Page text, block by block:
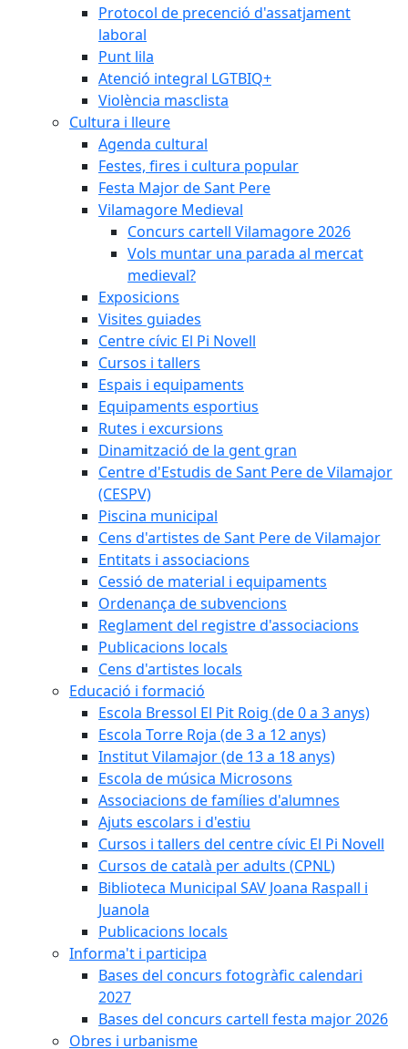
Protocol de precenció d'assatjament
laboral
Punt lila
Atenció integral LGTBIQ+
Violència masclista
Cultura i lleure
Agenda cultural
Festes, fires i cultura popular
Festa Major de Sant Pere
Vilamagore Medieval
Concurs cartell Vilamagore 2026
Vols muntar una parada al mercat
medieval?
Exposicions
Visites guiades
Centre cívic El Pi Novell
Cursos i tallers
Espais i equipaments
Equipaments esportius
Rutes i excursions
Dinamització de la gent gran
Centre d'Estudis de Sant Pere de Vilamajor
(CESPV)
Piscina municipal
Cens d'artistes de Sant Pere de Vilamajor
Entitats i associacions
Cessió de material i equipaments
Ordenança de subvencions
Reglament del registre d'associacions
Publicacions locals
Cens d'artistes locals
Educació i formació
Escola Bressol El Pit Roig (de 0 a 3 anys)
Escola Torre Roja (de 3 a 12 anys)
Institut Vilamajor (de 13 a 18 anys)
Escola de música Microsons
Associacions de famílies d'alumnes
Ajuts escolars i d'estiu
Cursos i tallers del centre cívic El Pi Novell
Cursos de català per adults (CPNL)
Biblioteca Municipal SAV Joana Raspall i
Juanola
Publicacions locals
Informa't i participa
Bases del concurs fotogràfic calendari
2027
Bases del concurs cartell festa major 2026
Obres i urbanisme